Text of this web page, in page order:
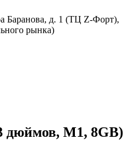
Баранова, д. 1 (ТЦ Z-Форт),
рынка)
дюймов, M1, 8GB)